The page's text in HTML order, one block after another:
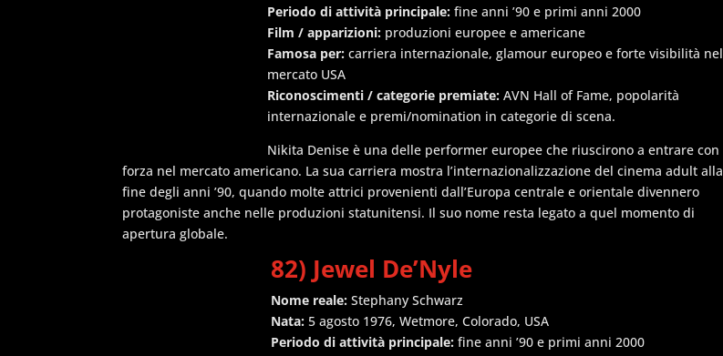
Periodo di attività principale: fine anni ’90 e primi anni 2000
Film / apparizioni: produzioni europee e americane
Famosa per: carriera internazionale, glamour europeo e forte visibilità nel
mercato USA
Riconoscimenti / categorie premiate: AVN Hall of Fame, popolarità
internazionale e premi/nomination in categorie di scena.
Nikita Denise è una delle performer europee che riuscirono a entrare con
forza nel mercato americano. La sua carriera mostra l’internazionalizzazione del cinema adult alla
fine degli anni ’90, quando molte attrici provenienti dall’Europa centrale e orientale divennero
protagoniste anche nelle produzioni statunitensi. Il suo nome resta legato a quel momento di
apertura globale.
82) Jewel De’Nyle
Nome reale: Stephany Schwarz
Nata: 5 agosto 1976, Wetmore, Colorado, USA
Periodo di attività principale: fine anni ’90 e primi anni 2000